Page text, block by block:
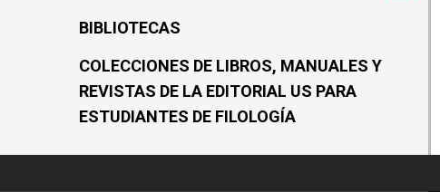
BIBLIOTECAS
COLECCIONES DE LIBROS, MANUALES Y
REVISTAS DE LA EDITORIAL US PARA
ESTUDIANTES DE FILOLOGÍA